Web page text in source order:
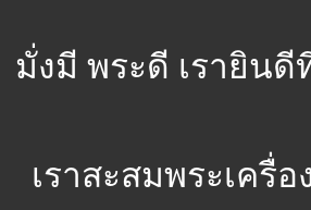
มั่งมี พระดี เรายิน
เราสะสมพระเครื่